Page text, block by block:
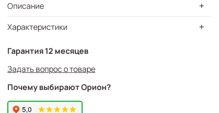
Характеристики
Описание
Гарантия 12 месяцев
Задать вопрос о товаре
Почему выбирают Орион?